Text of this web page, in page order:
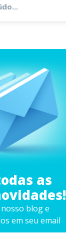
as
blog e
em seu email